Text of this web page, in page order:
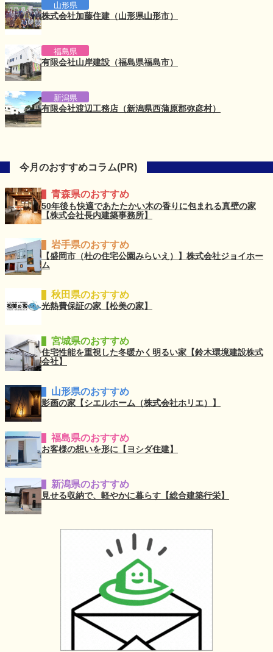
山形県
株式会社加藤住建（山形県山形市）
福島県
有限会社山岸建設（福島県福島市）
新潟県
有限会社渡辺工務店（新潟県西蒲原郡弥彦村）
今月のおすすめコラム(PR)
青森県のおすすめ
50年後も快適であたたかい木の香りに包まれる真壁の家
【株式会社長内建築事務所】
岩手県のおすすめ
【盛岡市（杜の住宅公園みらいえ）】株式会社ジョイホー
ム
秋田県のおすすめ
光熱費保証の家【松美の家】
宮城県のおすすめ
住宅性能を重視した冬暖かく明るい家【鈴木環境建設株式
会社】
山形県のおすすめ
影画の家【シエルホーム（株式会社ホリエ）】
福島県のおすすめ
お客様の想いを形に【ヨシダ住建】
新潟県のおすすめ
見せる収納で、軽やかに暮らす【総合建築行栄】